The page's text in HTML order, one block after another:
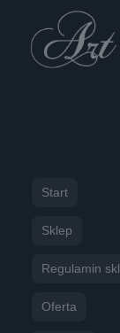
Rozmiar
30×20 mm –
szt., 45×30
Start
Sklep
Regulamin
Oferta